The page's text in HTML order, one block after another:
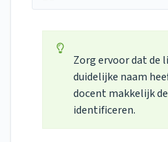
Zorg ervoor dat de
duidelijke naam
docent makkelijk
identificeren.